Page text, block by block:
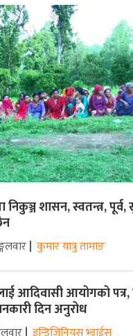
निकुञ्ज शासन, स्वतन्त्र,
कुमार यात्रु तामाङ
आदिवासी आयोगको
दिन अनुरोध